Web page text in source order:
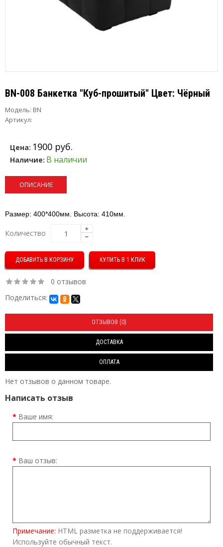
BN-008 Банкетка "Куб-прошитый" Цвет: Чёрный
Модель: BN
Артикул:
Цена: 1900 руб.
Наличие: В наличии
ОПИСАНИЕ
Размер: 400*400мм. Высота: 410мм.
Количество
КУПИТЬ В 1 КЛИК
0 отзывов
Поделиться:
ОТЗЫВОВ (0)
ДОСТАВКА
ОПЛАТА
Нет отзывов о данном товаре.
Написать отзыв
Ваше имя:
Ваш отзыв:
Примечание: HTML разметка не поддерживается!
Используйте обычный текст.